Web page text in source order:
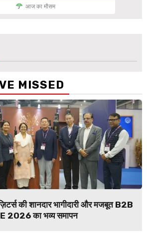
आज का मौसम
MISSED
की शानदार भागीदारी और मजबूत B2B
2026 का भव्य समापन